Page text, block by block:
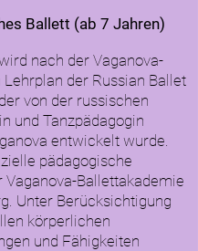
Ballett (ab 7 Jahren)
nach der Vaganova-
Lehrplan der Russian Ballet
von der russischen
und Tanzpädagogin
entwickelt wurde.
pädagogische
Vaganova-Ballettakademie
Unter Berücksichtigung
körperlichen
und Fähigkeiten